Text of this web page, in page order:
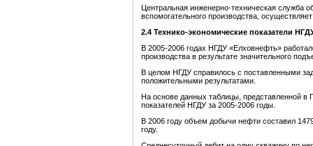
Центральная инженерно-техническая служба
вспомогательного производства,
2.4 Технико-экономические показатели
В 2005-2006 годах НГДУ «Елховнефть»
производства в результате значительного
В целом НГДУ справилось с поставленными
положительными результатами.
На основе данных таблицы, представленной в
показателей НГДУ за 2005-2006 годы.
В 2006 году объем добычи нефти составил
году.